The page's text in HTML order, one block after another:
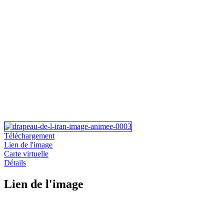
Téléchargement
Lien de l'image
Carte virtuelle
Détails
Lien de l'image